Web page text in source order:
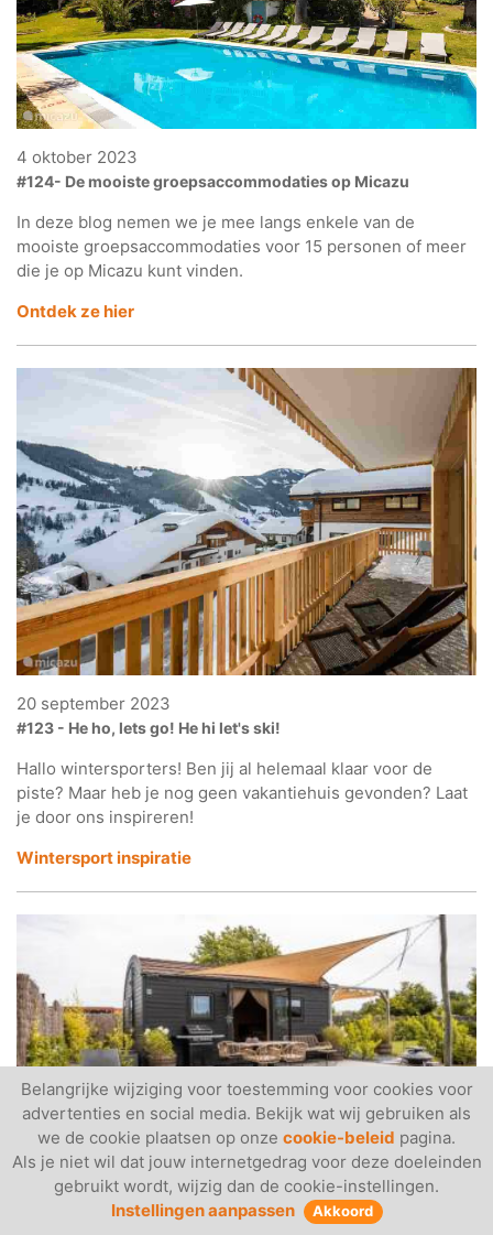
4 oktober 2023
#124- De mooiste groepsaccommodaties op Micazu
In deze blog nemen we je mee langs enkele van de
mooiste groepsaccommodaties voor 15 personen of meer
die je op Micazu kunt vinden.
Ontdek ze hier
20 september 2023
#123 - He ho, lets go! He hi let's ski!
Hallo wintersporters! Ben jij al helemaal klaar voor de
piste? Maar heb je nog geen vakantiehuis gevonden? Laat
je door ons inspireren!
Wintersport inspiratie
12 september 2023
Belangrijke wijziging voor toestemming voor cookies voor
advertenties en social media. Bekijk wat wij gebruiken als
we de cookie plaatsen op onze cookie-beleid pagina.
Als je niet wil dat jouw internetgedrag voor deze doeleinden
gebruikt wordt, wijzig dan de cookie-instellingen.
Instellingen aanpassen
Akkoord